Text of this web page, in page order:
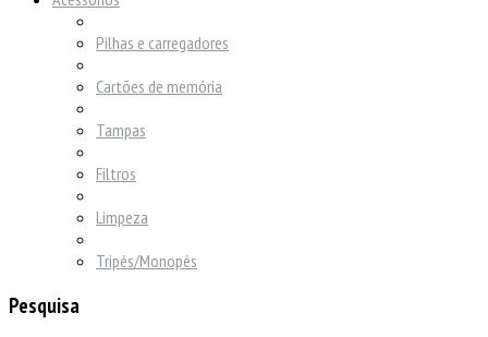
Pilhas e carregadores
Cartões de memória
Tampas
Filtros
Limpeza
Tripés/Monopés
Pesquisa